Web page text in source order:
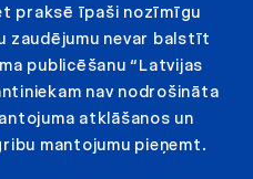
praksē īpaši nozīmīgu
zaudējumu nevar balstīt
publicēšanu “Latvijas
nav nodrošināta
atklāšanos un
mantojumu pieņemt.